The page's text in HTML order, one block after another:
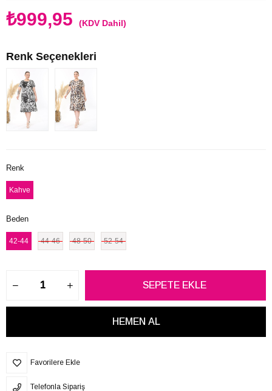
₺999,95 (KDV Dahil)
Renk Seçenekleri
Renk
Kahve
Beden
42-44 44-46 48-50 52-54
Favorilere Ekle
Telefonla Sipariş